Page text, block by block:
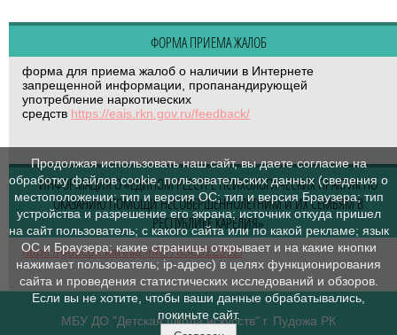
ФОРМА ПРИЕМА ЖАЛОБ
форма для приема жалоб о наличии в Интернете
запрещенной информации, пропанандирующей
употребление наркотических
средств https://eais.rkn.gov.ru/feedback/
ИНФОРМАЦИЯ О «ЕДИНОМ РЕЕСТРЕ ПСИХОЛОГИЧЕСКИХ ПРАКТИК ПО
ОКАЗАНИЮ ПОМОЩИ НЕСОВЕРШЕННОЛЕТНИМ И ИХ СЕМЬЯМ В
РЕСПУБЛИКЕ КАРЕЛИЯ»
https://goucdk.karelia.info/7638312592/
МБУ ДО "Детская школа искусств" г. Пудожа РК
Продолжая использовать наш сайт, вы даете согласие на
обработку файлов cookie, пользовательских данных (сведения о
местоположении; тип и версия ОС; тип и версия Браузера; тип
устройства и разрешение его экрана; источник откуда пришел
на сайт пользователь; с какого сайта или по какой рекламе; язык
ОС и Браузера; какие страницы открывает и на какие кнопки
нажимает пользователь; ip-адрес) в целях функционирования
сайта и проведения статистических исследований и обзоров.
Если вы не хотите, чтобы ваши данные обрабатывались,
покиньте сайт.